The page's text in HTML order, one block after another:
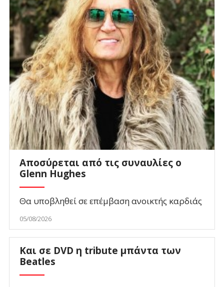
Αποσύρεται από τις συναυλίες ο
Glenn Hughes
Θα υποβληθεί σε επέμβαση ανοικτής καρδιάς
05/08/2026
Και σε DVD η tribute μπάντα των
Beatles